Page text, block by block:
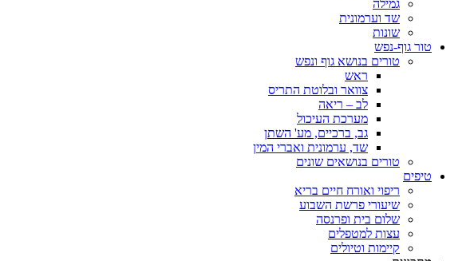
גמילה
שד וערמונית
שונות
טור גוף-נפש
טורים בנושא גוף ונפש
ראש
צוואר ובלוטת התריס
לב – ריאה
מערכת העיכול
גב, ברכיים, מע' השתן
שד, ערמונית ואברי המין
טורים בנושאים שונים
טיפים
ריפוי ואורח חיים בריא
שיעורי פרשת השבוע
שלום בית ופרנסה
עצות למטפלים
קיימות וטיולים